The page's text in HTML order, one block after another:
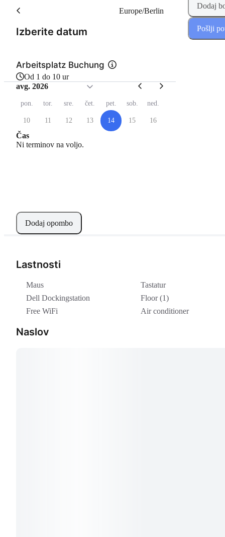
Lastnosti
Maus
Tastatur
Dell Dockingstation
Floor (1)
Free WiFi
Air conditioner
Naslov
Izberite datum
Europe/Berlin
Arbeitsplatz Buchung
Od 1 do 10 ur
avg. 2026
pon. tor. sre. čet. pet. sob. ned.
10 11 12 13 14 15 16
Čas
Ni terminov na voljo.
Dodaj opombo
Dodaj
Pošlji